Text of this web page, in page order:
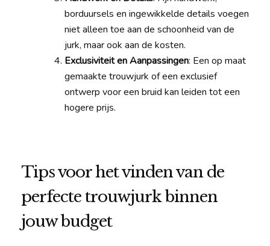
borduursels en ingewikkelde details voegen
niet alleen toe aan de schoonheid van de
jurk, maar ook aan de kosten.
Exclusiviteit en Aanpassingen: Een op maat
gemaakte trouwjurk of een exclusief
ontwerp voor een bruid kan leiden tot een
hogere prijs.
Tips voor het vinden van de
perfecte trouwjurk binnen
jouw budget